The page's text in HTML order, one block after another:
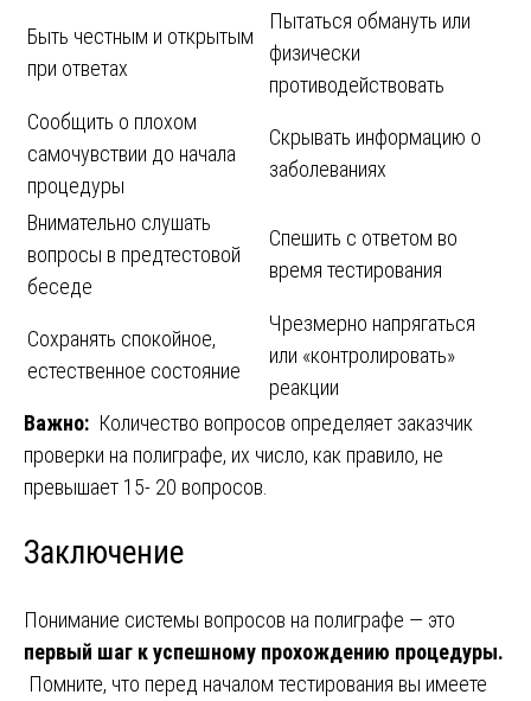
Быть честным и открытым
при ответах
Пытаться обмануть или
физически
противодействовать
Сообщить о плохом
самочувствии до начала
процедуры
Скрывать информацию о
заболеваниях
Внимательно слушать
вопросы в предтестовой
беседе
Спешить с ответом во
время тестирования
Сохранять спокойное,
естественное состояние
Чрезмерно напрягаться
или «контролировать»
реакции
Важно: Количество вопросов определяет заказчик
проверки на полиграфе, их число, как правило, не
превышает 15- 20 вопросов.
Заключение
Понимание системы вопросов на полиграфе — это
первый шаг к успешному прохождению процедуры.
Помните, что перед началом тестирования вы имеете